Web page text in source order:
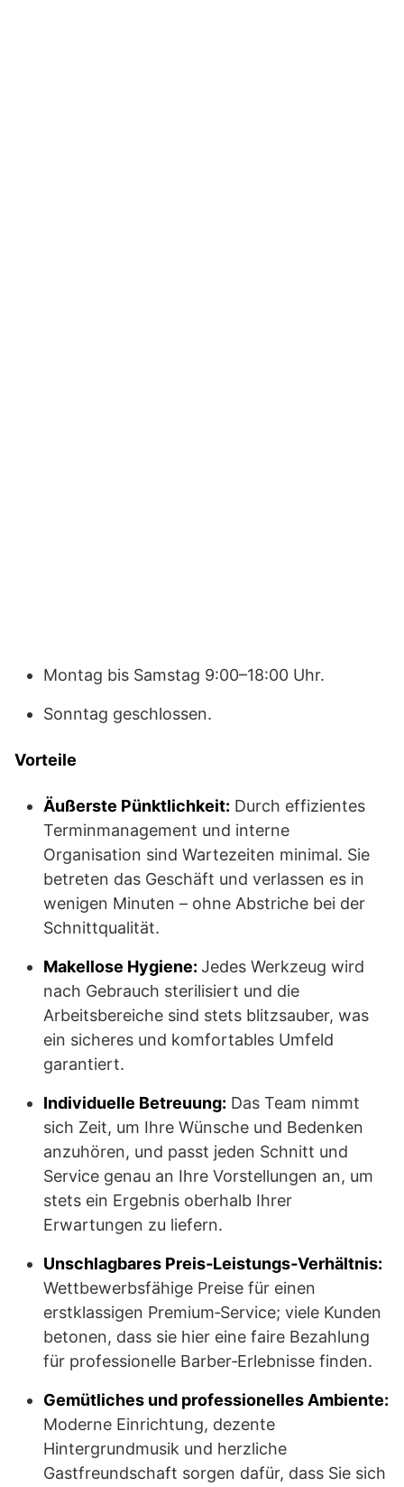
Montag bis Samstag 9:00–18:00 Uhr.
Sonntag geschlossen.
Vorteile
Äußerste Pünktlichkeit: Durch effizientes
Terminmanagement und interne
Organisation sind Wartezeiten minimal. Sie
betreten das Geschäft und verlassen es in
wenigen Minuten – ohne Abstriche bei der
Schnittqualität.
Makellose Hygiene: Jedes Werkzeug wird
nach Gebrauch sterilisiert und die
Arbeitsbereiche sind stets blitzsauber, was
ein sicheres und komfortables Umfeld
garantiert.
Individuelle Betreuung: Das Team nimmt
sich Zeit, um Ihre Wünsche und Bedenken
anzuhören, und passt jeden Schnitt und
Service genau an Ihre Vorstellungen an, um
stets ein Ergebnis oberhalb Ihrer
Erwartungen zu liefern.
Unschlagbares Preis‑Leistungs‑Verhältnis:
Wettbewerbsfähige Preise für einen
erstklassigen Premium‑Service; viele Kunden
betonen, dass sie hier eine faire Bezahlung
für professionelle Barber‑Erlebnisse finden.
Gemütliches und professionelles Ambiente:
Moderne Einrichtung, dezente
Hintergrundmusik und herzliche
Gastfreundschaft sorgen dafür, dass Sie sich